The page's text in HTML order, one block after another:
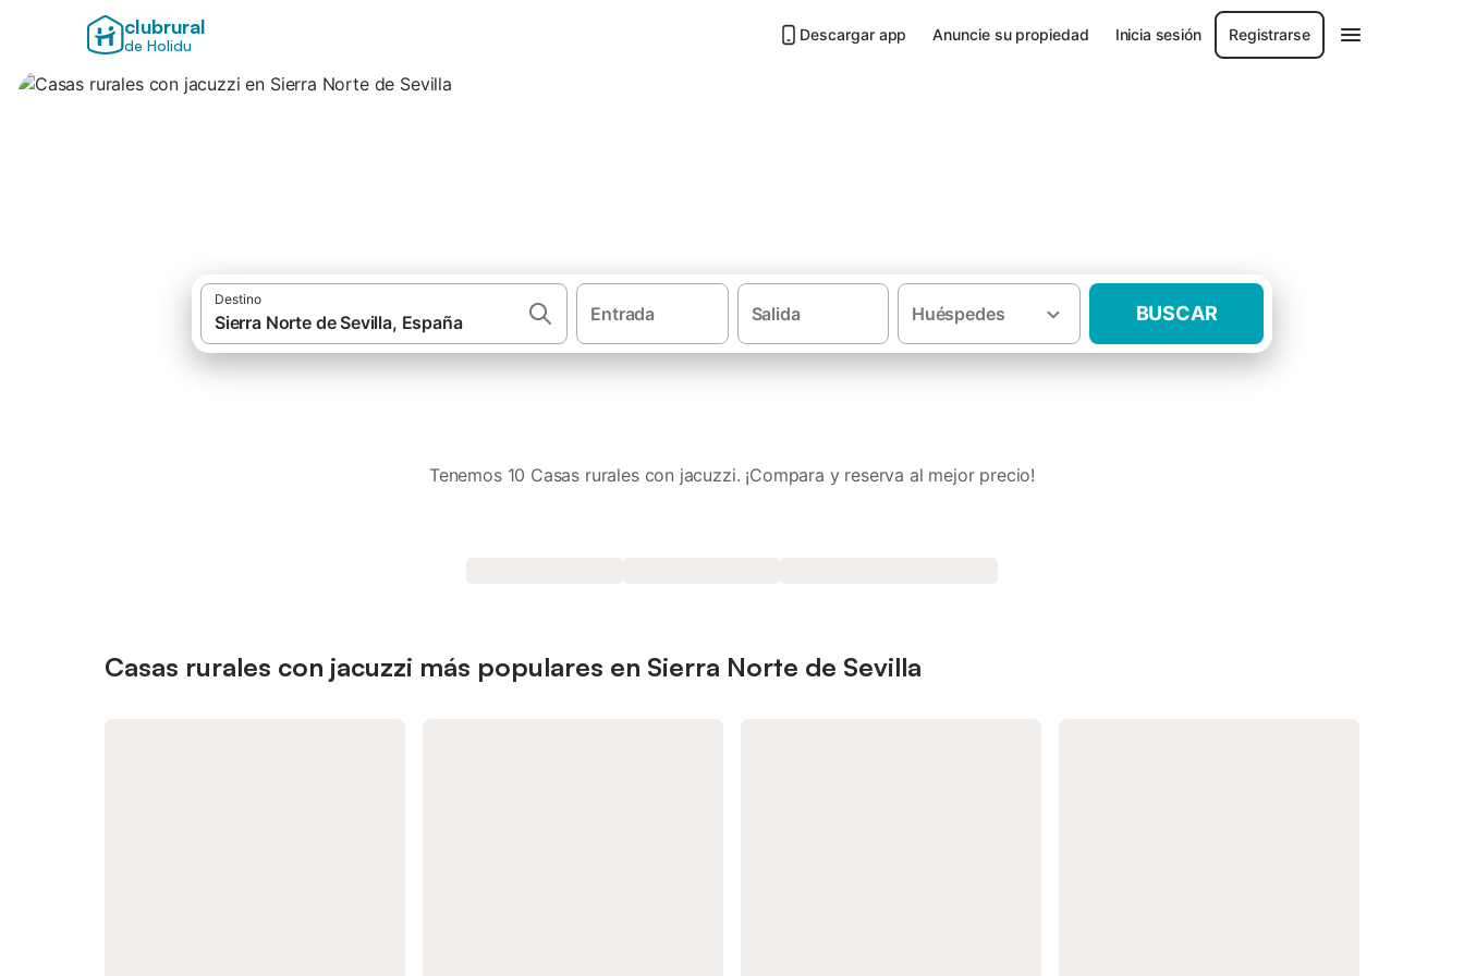
clubrural
de Holidu
Descargar app Anuncie su propiedad Inicia sesión Registrarse
Destino
Entrada Salida Huéspedes BUSCAR
Tenemos 10 Casas rurales con jacuzzi. ¡Compara y reserva al mejor precio!
Casas rurales con jacuzzi más populares en Sierra Norte de Sevilla